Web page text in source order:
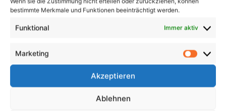
bestimmte Merkmale und Funktionen beeinträchtigt werden.
Funktional Immer aktiv
Marketing
Akzeptieren
Ablehnen
Verkehrsplanung durchgeführt
werden?
in der Verkehrsplanung kann je nach Art der